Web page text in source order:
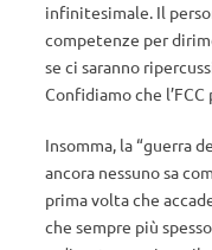
infinitesimale. Il
competenze per
se ci saranno
Confidiamo che
Insomma, la “guerra
ancora nessuno sa
prima volta che
che sempre più